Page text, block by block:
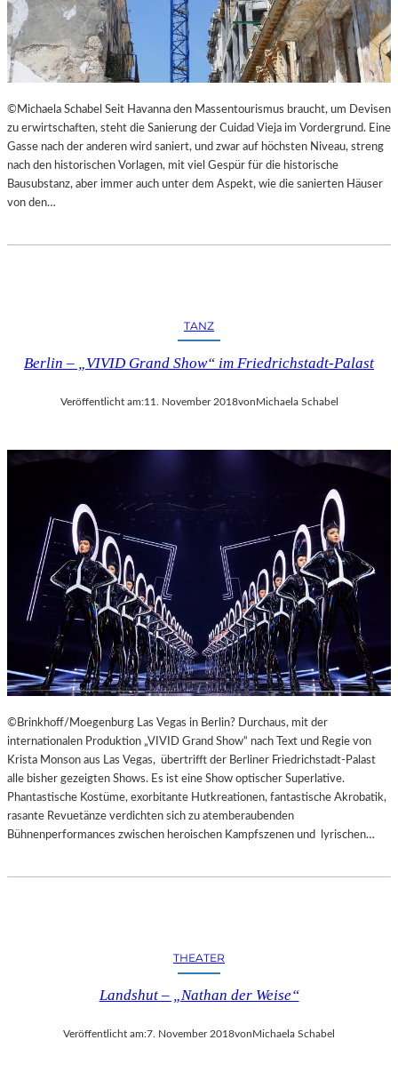
E
S
T
H
E
T
E
R
I
M
L
A
N
E
S
T
H
E
E
E
B
E
©Michaela Schabel Seit Havanna den Massentourismus braucht, um Devisen
zu erwirtschaften, steht die Sanierung der Cuidad Vieja im Vordergrund. Eine
Gasse nach der anderen wird saniert, und zwar auf höchsten Niveau, streng
nach den historischen Vorlagen, mit viel Gespür für die historische
Bausubstanz, aber immer auch unter dem Aspekt, wie die sanierten Häuser
von den…
TANZ
Berlin – „VIVID Grand Show“ im Friedrichstadt-Palast
Veröffentlicht am:11. November 2018vonMichaela Schabel
©Brinkhoff/Moegenburg Las Vegas in Berlin? Durchaus, mit der
internationalen Produktion „VIVID Grand Show“ nach Text und Regie von
Krista Monson aus Las Vegas, übertrifft der Berliner Friedrichstadt-Palast
alle bisher gezeigten Shows. Es ist eine Show optischer Superlative.
Phantastische Kostüme, exorbitante Hutkreationen, fantastische Akrobatik,
rasante Revuetänze verdichten sich zu atemberaubenden
Bühnenperformances zwischen heroischen Kampfszenen und lyrischen…
THEATER
Landshut – „Nathan der Weise“
Veröffentlicht am:7. November 2018vonMichaela Schabel